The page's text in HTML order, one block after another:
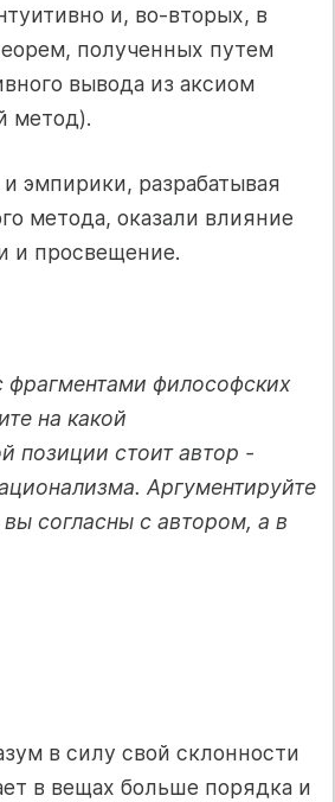
и, во-вторых, в
полученных путем
вывода из аксиом
метод).
эмпирики, разрабатывая
метода, оказали влияние
и просвещение.
фрагментами философских
на какой
позиции стоит автор -
Аргументируйте
согласны с автором, а в
в силу свой склонности
в вещах больше порядка и